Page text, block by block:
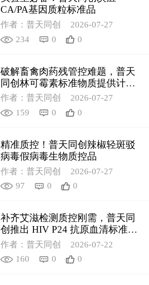
CA/PA基因质粒标准品
作者：普天同创
2026-07-27
234
0 0
破解畜禽肉药残管控难题，普天
同创林可霉素标准物质提供计量
支撑
作者：普天同创
2026-07-27
159
0 0
精准质控！普天同创辣椒轻斑驳
病毒假病毒生物质控品
作者：普天同创
2026-07-27
97
0 0
补齐艾滋检测质控刚需，普天同
创推出 HIV P24 抗原血清标准物
质
作者：普天同创
2026-07-22
160
0 0